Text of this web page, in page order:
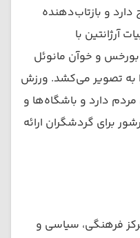
و بازتاب‌دهنده
آرژانتین با
و خوآن مانوئل
به تصویر می‌کشد. ورزش
دارد و باشگاه‌ها و
برای گردشگران ارائه
فرهنگی، سیاسی و